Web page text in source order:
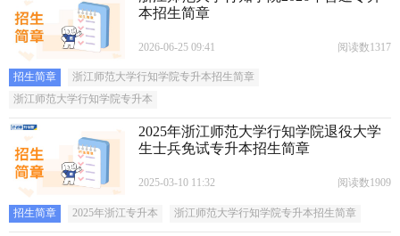
本招生简章
2026-06-25 09:41 阅读数1317
招生简章
浙江师范大学行知学院专升本招生简章
浙江师范大学行知学院专升本
2025年浙江师范大学行知学院退役大学
生士兵免试专升本招生简章
2025-03-10 11:32 阅读数1909
招生简章 2025年浙江专升本 浙江师范大学行知学院专升本招生简章